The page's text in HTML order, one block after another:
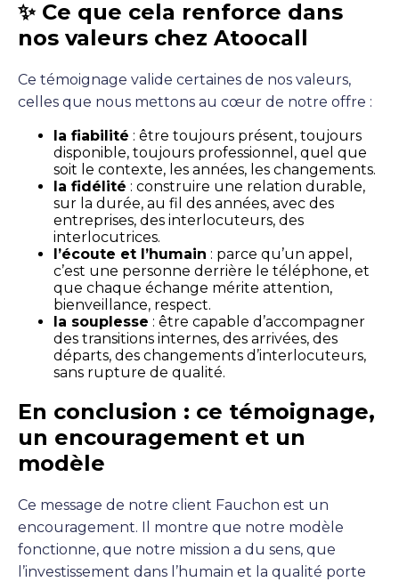
✨ Ce que cela renforce dans
nos valeurs chez Atoocall
Ce témoignage valide certaines de nos valeurs,
celles que nous mettons au cœur de notre offre :
la fiabilité : être toujours présent, toujours
disponible, toujours professionnel, quel que
soit le contexte, les années, les changements.
la fidélité : construire une relation durable,
sur la durée, au fil des années, avec des
entreprises, des interlocuteurs, des
interlocutrices.
l’écoute et l’humain : parce qu’un appel,
c’est une personne derrière le téléphone, et
que chaque échange mérite attention,
bienveillance, respect.
la souplesse : être capable d’accompagner
des transitions internes, des arrivées, des
départs, des changements d’interlocuteurs,
sans rupture de qualité.
En conclusion : ce témoignage,
un encouragement et un
modèle
Ce message de notre client Fauchon est un
encouragement. Il montre que notre modèle
fonctionne, que notre mission a du sens, que
l’investissement dans l’humain et la qualité porte